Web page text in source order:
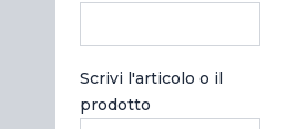
Scrivi l'articolo o il
prodotto